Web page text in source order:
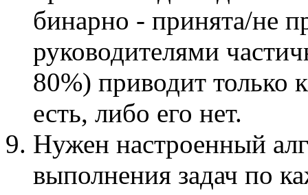
бинарно - принята/не
руководителями
80%) приводит только
есть, либо его нет.
Нужен настроенный
выполнения задач по